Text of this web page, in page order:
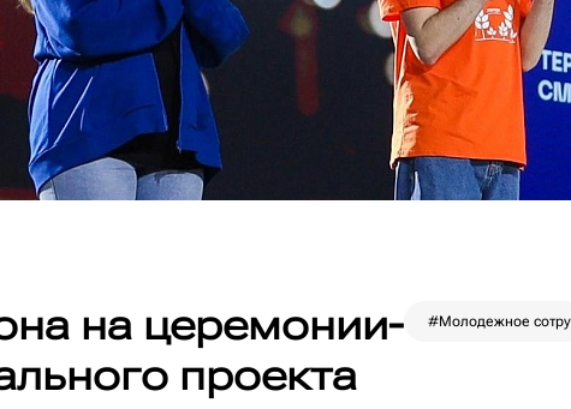
на церемонии-
проекта
#Молодежное